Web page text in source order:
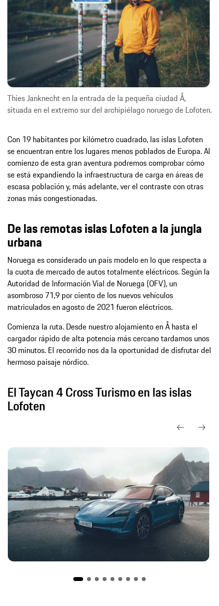
Thies Janknecht en la entrada de la pequeña ciudad Å,
situada en el extremo sur del archipiélago noruego de Lofoten.
Con 19 habitantes por kilómetro cuadrado, las islas Lofoten
se encuentran entre los lugares menos poblados de Europa. Al
comienzo de esta gran aventura podremos comprobar cómo
se está expandiendo la infraestructura de carga en áreas de
escasa población y, más adelante, ver el contraste con otras
zonas más congestionadas.
De las remotas islas Lofoten a la jungla
urbana
Noruega es considerado un país modelo en lo que respecta a
la cuota de mercado de autos totalmente eléctricos. Según la
Autoridad de Información Vial de Noruega (OFV), un
asombroso 71,9 por ciento de los nuevos vehículos
matriculados en agosto de 2021 fueron eléctricos.
Comienza la ruta. Desde nuestro alojamiento en Å hasta el
cargador rápido de alta potencia más cercano tardamos unos
30 minutos. El recorrido nos da la oportunidad de disfrutar del
hermoso paisaje nórdico.
El Taycan 4 Cross Turismo en las islas
Lofoten